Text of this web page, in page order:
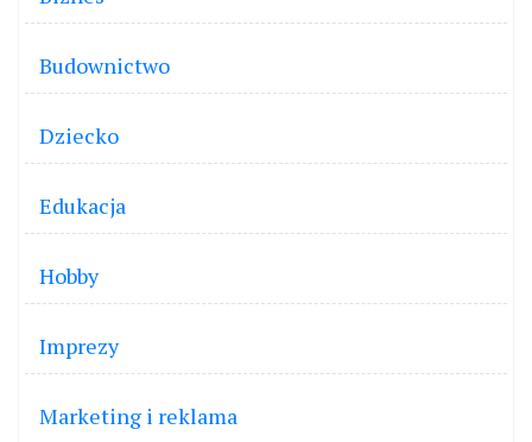
Budownictwo
Dziecko
Edukacja
Hobby
Imprezy
Marketing i reklama